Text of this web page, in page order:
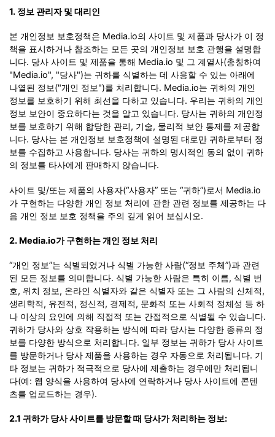
1. 정보 관리자 및 대리인
본 개인정보 보호정책은 Media.io의 사이트 및 제품과 당사가 이 정
책을 표시하거나 참조하는 모든 곳의 개인정보 보호 관행을 설명합
니다. 당사 사이트 및 제품을 통해 Media.io 및 그 계열사(총칭하여
"Media.io", "당사")는 귀하를 식별하는 데 사용할 수 있는 아래에
나열된 정보("개인 정보")를 처리합니다. Media.io는 귀하의 개인
정보를 보호하기 위해 최선을 다하고 있습니다. 우리는 귀하의 개인
정보 보안이 중요하다는 것을 알고 있습니다. 당사는 귀하의 개인정
보를 보호하기 위해 합당한 관리, 기술, 물리적 보안 통제를 제공합
니다. 당사는 본 개인정보 보호정책에 설명된 대로만 귀하로부터 정
보를 수집하고 사용합니다. 당사는 귀하의 명시적인 동의 없이 귀하
의 정보를 타사에게 판매하지 않습니다.
사이트 및/또는 제품의 사용자(“사용자” 또는 “귀하”)로서 Media.io
가 구현하는 다양한 개인 정보 처리에 관한 관련 정보를 제공하는 다
음 개인 정보 보호 정책을 주의 깊게 읽어 보십시오.
2. Media.io가 구현하는 개인 정보 처리
“개인 정보”는 식별되었거나 식별 가능한 사람(“정보 주체”)과 관련
된 모든 정보를 의미합니다. 식별 가능한 사람은 특히 이름, 식별 번
호, 위치 정보, 온라인 식별자와 같은 식별자 또는 그 사람의 신체적,
생리학적, 유전적, 정신적, 경제적, 문화적 또는 사회적 정체성 등 하
나 이상의 요인에 의해 직접적 또는 간접적으로 식별될 수 있습니다.
귀하가 당사와 상호 작용하는 방식에 따라 당사는 다양한 종류의 정
보를 다양한 방식으로 처리합니다. 일부 정보는 귀하가 당사 사이트
를 방문하거나 당사 제품을 사용하는 경우 자동으로 처리됩니다. 기
타 정보는 귀하가 적극적으로 당사에 제출하는 경우에만 처리됩니
다(예: 웹 양식을 사용하여 당사에 연락하거나 당사 사이트에 콘텐
츠를 업로드하는 경우).
2.1 귀하가 당사 사이트를 방문할 때 당사가 처리하는 정보: